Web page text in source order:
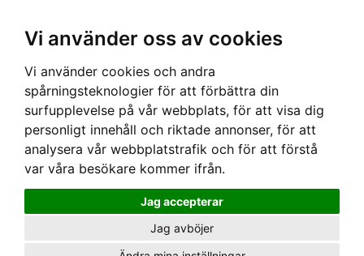
Vi använder oss av cookies
Vi använder cookies och andra
spårningsteknologier för att förbättra din
surfupplevelse på vår webbplats, för att visa dig
personligt innehåll och riktade annonser, för att
analysera vår webbplatstrafik och för att förstå
var våra besökare kommer ifrån.
Jag accepterar
Jag avböjer
Hem›Utrustning› Reservdel, Hammare till isyxa, Marteau, Petzl